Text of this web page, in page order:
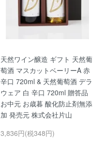
天然ワイン醸造 ギフト 天然葡
萄酒 マスカットベーリーA 赤
辛口 720ml & 天然葡萄酒 デラ
ウェア 白 辛口 720ml 贈答品
お中元 お歳暮 酸化防止剤無添
加 発売元 株式会社片山
3,836円(税348円)